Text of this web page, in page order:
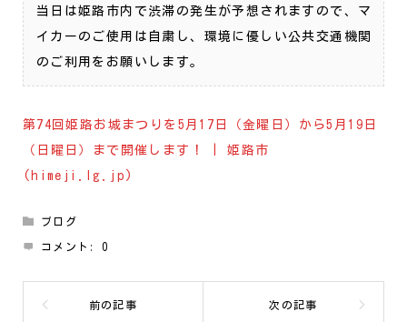
当日は姫路市内で渋滞の発生が予想されますので、マ
イカーのご使用は自粛し、環境に優しい公共交通機関
のご利用をお願いします。
第74回姫路お城まつりを5月17日（金曜日）から5月19日
（日曜日）まで開催します！ | 姫路市
(himeji.lg.jp)
ブログ
コメント:0